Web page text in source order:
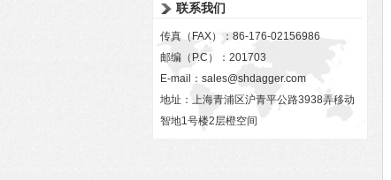
联系我们
传真（FAX）：86-176-02156986
邮编（P.C）：201703
E-mail： sales@shdagger.com
地址：上海青浦区沪青平公路3938弄移动
智地1号楼2层橙空间